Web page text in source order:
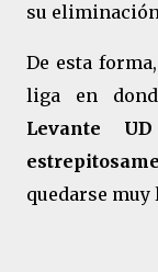
su
De esta
liga en
Levante
quedarse